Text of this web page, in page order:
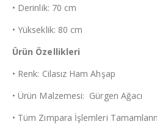
• Derinlik: 70 cm
• Yükseklik: 80 cm
Ürün Özellikleri
• Renk: Cilasız Ham Ahşap
• Ürün Malzemesi: Gürgen Ağacı
• Tüm Zımpara İşlemleri